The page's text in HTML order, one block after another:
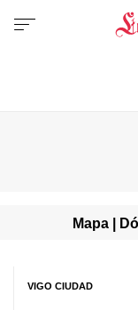
Mapa |
VIGO CIUDAD